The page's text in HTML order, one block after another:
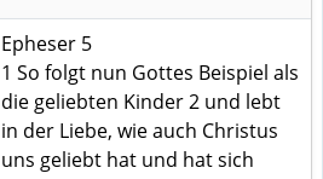
Epheser 5
1 So folgt nun Gottes Beispiel als
die geliebten Kinder 2 und lebt
in der Liebe, wie auch Christus
uns geliebt hat und hat sich